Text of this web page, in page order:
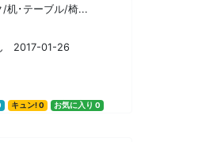
机･テーブル/椅...
2017-01-26
キュン! 0 お気に入り 0